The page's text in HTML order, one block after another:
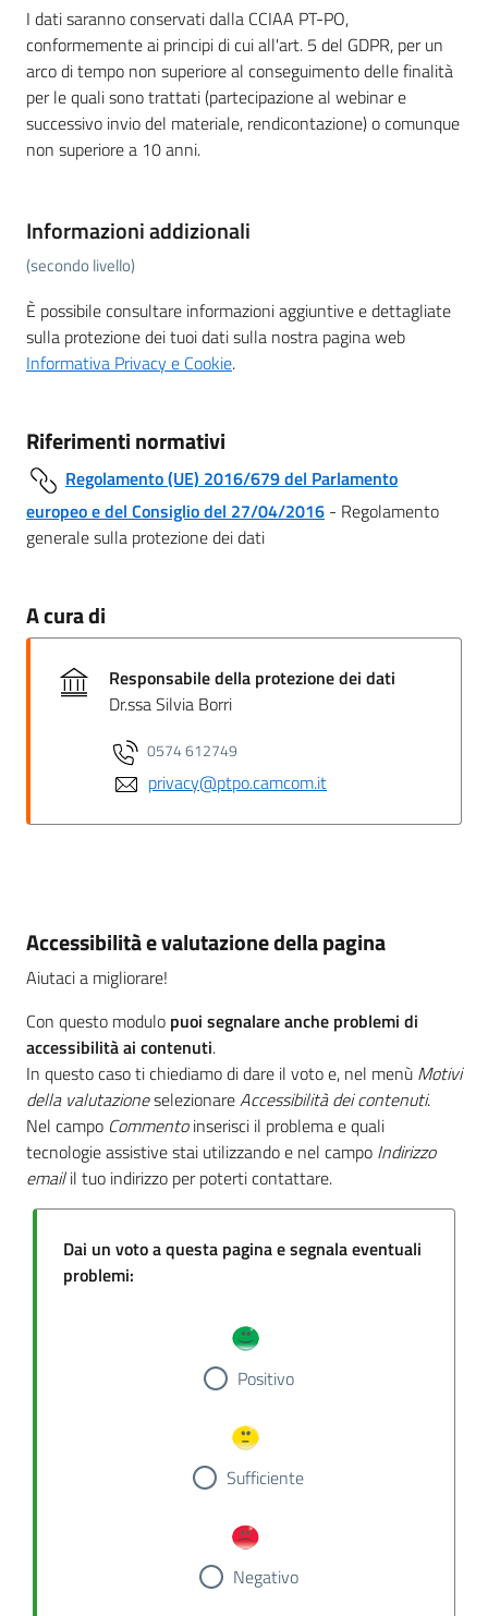
I dati saranno conservati dalla CCIAA PT-PO,
conformemente ai principi di cui all'art. 5 del GDPR, per un
arco di tempo non superiore al conseguimento delle finalità
per le quali sono trattati (partecipazione al webinar e
successivo invio del materiale, rendicontazione) o comunque
non superiore a 10 anni.
Informazioni addizionali
(secondo livello)
È possibile consultare informazioni aggiuntive e dettagliate
sulla protezione dei tuoi dati sulla nostra pagina web
Informativa Privacy e Cookie.
Riferimenti normativi
Regolamento (UE) 2016/679 del Parlamento
europeo e del Consiglio del 27/04/2016 - Regolamento
generale sulla protezione dei dati
A cura di
Responsabile della protezione dei dati
Dr.ssa Silvia Borri
0574 612749
privacy@ptpo.camcom.it
Accessibilità e valutazione della pagina
Aiutaci a migliorare!
Con questo modulo puoi segnalare anche problemi di
accessibilità ai contenuti.
In questo caso ti chiediamo di dare il voto e, nel menù Motivi
della valutazioneselezionareAccessibilità dei contenuti.
Nel campo Commentoinserisci il problema e quali
tecnologie assistive stai utilizzando e nel campo Indirizzo
emailil tuo indirizzo per poterti contattare.
Dai un voto a questa pagina e segnala eventuali
problemi:
Positivo
Sufficiente
Negativo